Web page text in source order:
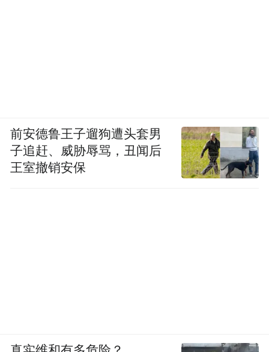
前安德鲁王子遛狗遭头套男
子追赶、威胁辱骂，丑闻后
王室撤销安保